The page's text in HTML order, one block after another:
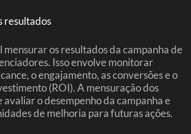
resultados
mensurar os resultados da campanha de
Isso envolve monitorar
o engajamento, as conversões e o
(ROI). A mensuração dos
o desempenho da campanha e
de melhoria para futuras ações.